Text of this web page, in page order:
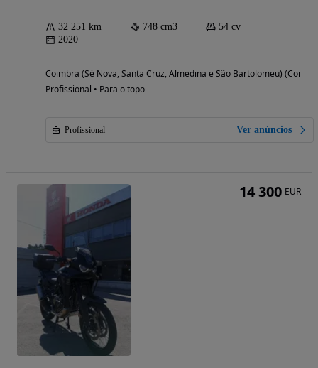
32 251 km 748 cm3
54 cv
2020
Coimbra (Sé Nova, Santa Cruz, Almedina e São Bartolomeu)
Profissional • Para o topo
Profissional Ver anúncios
14 300 EUR